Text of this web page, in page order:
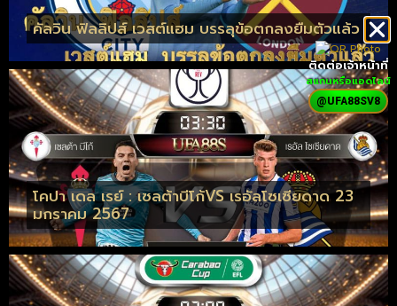
คัลวิน ฟิลลิปส์ เวสต์แฮม บรรลุข้อตกลงยืมตัวแล้ว
โคปา เดล เรย์ : เซลต้าบีโก้VS เรอัลโซเซียดาด 23
มกราคม 2567
ติดต่อเจ้าหน้าที่
สแกนหรือแอดไลน์
@UFA88SV8